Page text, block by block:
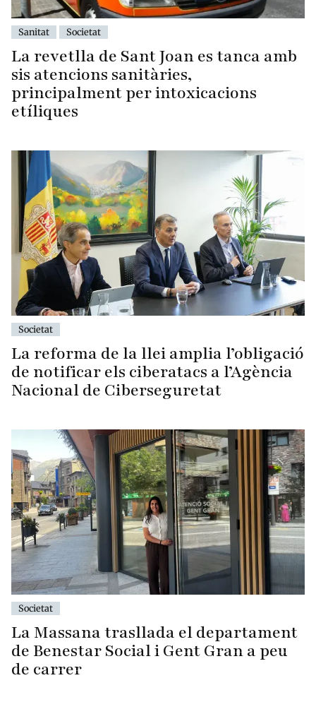
Sanitat Societat
La revetlla de Sant Joan es tanca amb
sis atencions sanitàries,
principalment per intoxicacions
etíliques
Societat
La reforma de la llei amplia l’obligació
de notificar els ciberatacs a l’Agència
Nacional de Ciberseguretat
Societat
La Massana trasllada el departament
de Benestar Social i Gent Gran a peu
de carrer